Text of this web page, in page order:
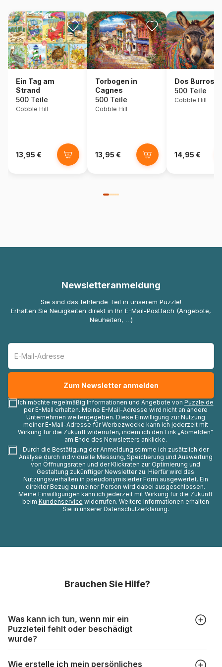
Ein Tag am
Strand
500 Teile
Cobble Hill
13,95 €
Torbogen in
Cagnes
500 Teile
Cobble Hill
13,95 €
Dos Burros
500 Teile
Cobble Hill
14,95 €
Newsletteranmeldung
Sie sind das fehlende Teil in unserem Puzzle!
Erhalten Sie Neuigkeiten direkt in Ihr E-Mail-Postfach (Angebote,
Neuheiten, …)
Ich möchte regelmäßig Informationen und Angebote von Puzzle.de
per E-Mail erhalten. Meine E-Mail-Adresse wird nicht an andere
Unternehmen weitergegeben. Diese Einwilligung zur Nutzung
meiner E-Mail-Adresse für Werbezwecke kann ich jederzeit mit
Wirkung für die Zukunft widerrufen, indem ich den Link „Abmelden"
am Ende des Newsletters anklicke.
Durch die Bestätigung der Anmeldung stimme ich zusätzlich der
Analyse durch individuelle Messung, Speicherung und Auswertung
von Öffnungsraten und der Klickraten zur Optimierung und
Gestaltung zukünftiger Newsletter zu. Hierfür wird das
Nutzungsverhalten in pseudonymisierter Form ausgewertet. Ein
direkter Bezug zu meiner Person wird dabei ausgeschlossen.
Meine Einwilligungen kann ich jederzeit mit Wirkung für die Zukunft
beim Kundenservice widerrufen. Weitere Informationen erhalten
Sie in unserer Datenschutzerklärung.
Brauchen Sie Hilfe?
Was kann ich tun, wenn mir ein
Puzzleteil fehlt oder beschädigt
wurde?
Wie erstelle ich mein persönliches